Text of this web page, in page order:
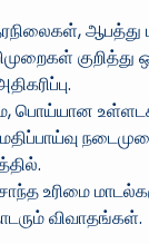
ஆபத்து
குறித்து
பொய்யான
உரிமை
விவாதங்கள்.